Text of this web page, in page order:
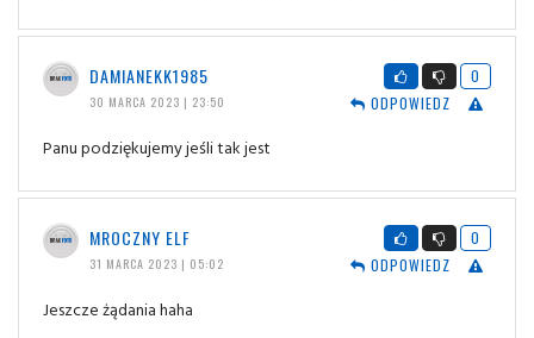
DAMIANEKK1985
30 MARCA 2023 | 23:50
0
ODPOWIEDZ
Panu podziękujemy jeśli tak jest
MROCZNY ELF
31 MARCA 2023 | 05:02
0
ODPOWIEDZ
Jeszcze żądania haha